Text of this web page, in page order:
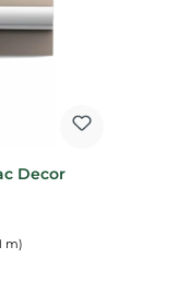
Decor
m)